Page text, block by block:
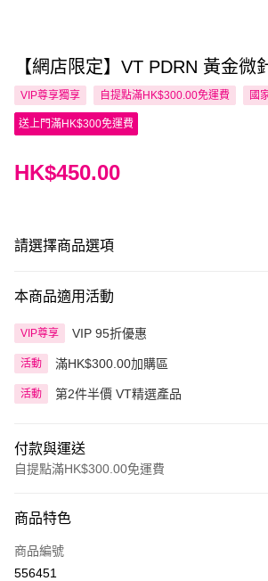
【網店限定】VT PDRN 黃金微
VIP尊享獨享 自提點滿HK$300.00免運費 國
送上門滿HK$300免運費
HK$450.00
請選擇商品選項
本商品適用活動
VIP尊享 VIP 95折優惠
活動 滿HK$300.00加購區
活動 第2件半價 VT精選產品
付款與運送
自提點滿HK$300.00免運費
信用卡
Apple Pay
商品特色
商品編號
556451